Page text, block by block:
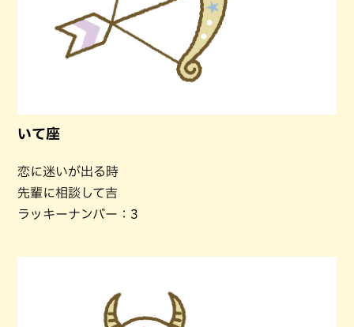
いて座
恋に迷いが出る時
先輩に相談して吉
ラッキーナンバー：3